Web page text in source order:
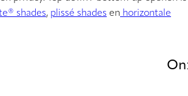
shades, plissé shades en horizontale